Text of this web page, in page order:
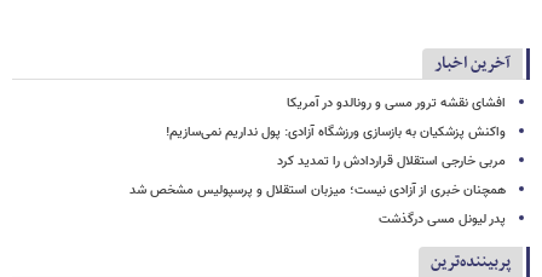
آخرین اخبار
افشای نقشه ترور مسی و رونالدو در آمریکا
واکنش پزشکیان به بازسازی ورزشگاه آزادی: پول نداریم نمی‌سازیم!
مربی خارجی استقلال قراردادش را تمدید کرد
همچنان خبری از آزادی نیست؛ میزبان استقلال و پرسپولیس مشخص شد
پدر لیونل مسی درگذشت
پربیننده‌ترین